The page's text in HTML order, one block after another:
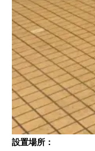
設置場所：